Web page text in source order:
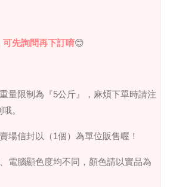
可先詢問再下訂唷😊
量限制為『5公斤』，麻煩下單時請注
。
場信封以（1 個）為單位販售喔！
電腦顯色度均不同，顏色請以實品為